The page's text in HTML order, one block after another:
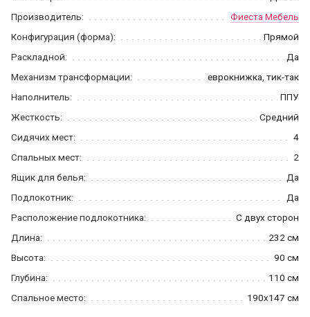
Производитель:
Фиеста Мебель
Конфигурация (форма):
Прямой
Раскладной:
Да
Механизм трансформации:
еврокнижка, тик-так
Наполнитель:
ППУ
Жесткость:
Средний
Сидячих мест:
4
Спальных мест:
2
Ящик для белья:
Да
Подлокотник:
Да
Расположение подлокотника:
С двух сторон
Длина:
232 см
Высота:
90 см
Глубина:
110 см
Спальное место:
190x147 см